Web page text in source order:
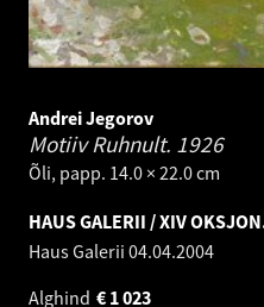
Andrei Jegorov
Motiiv Ruhnult. 1926
Õli, papp. 14.0 × 22.0 cm
HAUS GALERII / XIV
Haus Galerii 04.04.2004
Alghind
1 023
€